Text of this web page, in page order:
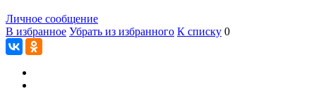
Личное сообщение
В избранное Убрать из избранного К списку 0